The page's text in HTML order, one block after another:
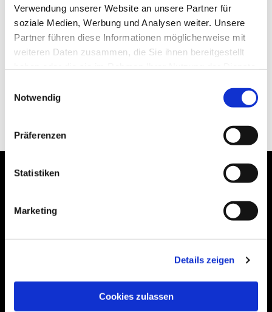
Verwendung unserer Website an unsere Partner für
soziale Medien, Werbung und Analysen weiter. Unsere
Partner führen diese Informationen möglicherweise mit
weiteren Daten zusammen, die Sie ihnen bereitgestellt
Notwendig
Präferenzen
Statistiken
Marketing
Details zeigen
Cookies zulassen
Bogenstraße 4A
Bitte akzeptieren Sie Marketing-Cookies,
um diese Karte anzuzeigen.